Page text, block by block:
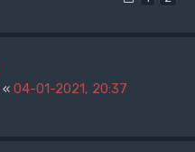
« 04-01-2021, 20:37